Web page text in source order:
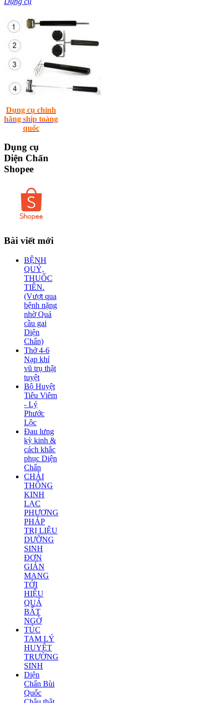
Dụng cụ chính
hãng ship toàng
quốc
Dụng cụ
Diện Chẩn
Shopee
Bài viết mới
BỆNH
QUỶ,
THUỐC
TIÊN.
(Vượt qua
bệnh nặng
nhờ Quả
cầu gai
Diện
Chẩn)
Thở 4-6
Nạp khí
vũ trụ thật
tuyệt
Bộ Huyệt
Tiêu Viêm
- Lý
Phước
Lộc
Đau lưng
kỳ kinh &
cách khắc
phục Diện
Chẩn
CHẢI
THÔNG
KINH
LẠC
PHƯƠNG
PHÁP
TRỊ LIỆU
DƯỠNG
SINH
ĐƠN
GIẢN
MANG
TỚI
HIỆU
QUẢ
BẤT
NGỜ
TÚC
TAM LÝ
HUYỆT
TRƯỜNG
SINH
Diện
Chẩn Bùi
Quốc